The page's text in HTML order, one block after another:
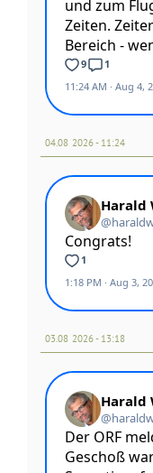
04.08 2026 - 11:24
03.08 2026 - 13:18